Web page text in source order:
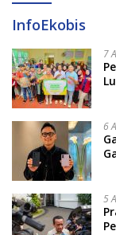
InfoEkobis
7
6
5